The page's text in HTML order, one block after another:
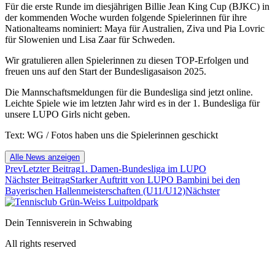
Für die erste Runde im diesjährigen Billie Jean King Cup (BJKC) in
der kommenden Woche wurden folgende Spielerinnen für ihre
Nationalteams nominiert: Maya für Australien, Ziva und Pia Lovric
für Slowenien und Lisa Zaar für Schweden.
Wir gratulieren allen Spielerinnen zu diesen TOP-Erfolgen und
freuen uns auf den Start der Bundesligasaison 2025.
Die Mannschaftsmeldungen für die Bundesliga sind jetzt online.
Leichte Spiele wie im letzten Jahr wird es in der 1. Bundesliga für
unsere LUPO Girls nicht geben.
Text: WG / Fotos haben uns die Spielerinnen geschickt
Alle News anzeigen
PrevLetzter Beitrag1. Damen-Bundesliga im LUPO
Nächster BeitragStarker Auftritt von LUPO Bambini bei den
Bayerischen Hallenmeisterschaften (U11/U12)Nächster
Dein Tennisverein in Schwabing
All rights reserved